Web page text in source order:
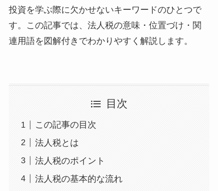
投資を学ぶ際に欠かせないキーワードのひとつで
す。この記事では、法人税の意味・位置づけ・関
連用語を図解付きでわかりやすく解説します。
目次
この記事の目次
法人税とは
法人税のポイント
法人税の基本的な流れ